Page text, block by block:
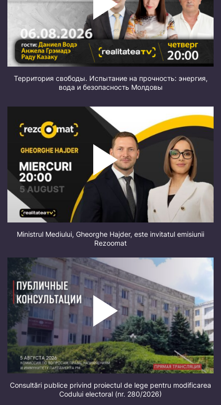
Территория свободы. Испытание на прочность: энергия,
вода и безопасность Молдовы
Ministrul Mediului, Gheorghe Hajder, este invitatul emisiunii
Rezoomat
Consultări publice privind proiectul de lege pentru modificarea
Codului electoral (nr. 280/2026)